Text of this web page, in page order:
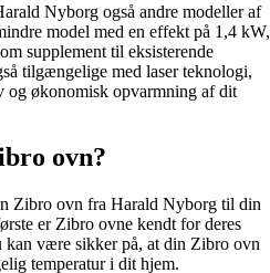
Nyborg også andre modeller af
model med en effekt på 1,4 kW,
supplement til eksisterende
tilgængelige med laser teknologi,
og økonomisk opvarmning af dit
ovn?
Zibro ovn fra Harald Nyborg til din
er Zibro ovne kendt for deres
være sikker på, at din Zibro ovn
temperatur i dit hjem.